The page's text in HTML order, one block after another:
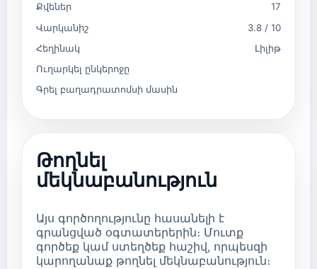
Քվեներ
17
Վարկանիշ
3.8 / 10
Հեղինակ
Լիլիթ
Ուղարկել ընկերոջը
Գրել բաղադրատոմսի մասին
Թողնել
մեկնաբանություն
Այս գործողությունը հասանելի է
գրանցված օգտատերերին։ Մուտք
գործեք կամ ստեղծեք հաշիվ, որպեսզի
կարողանաք թողնել մեկնաբանություն։